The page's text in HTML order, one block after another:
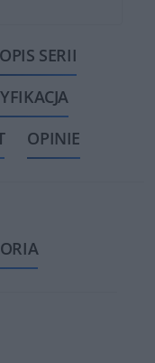
OPIS SERII
OPINIE